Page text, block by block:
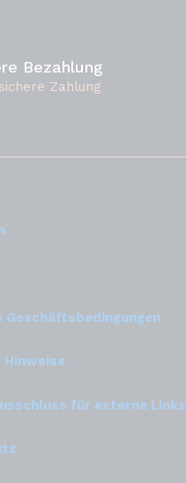
Bezahlung
Zahlung
Geschäftsbedingungen
Hinweise
für externe Links